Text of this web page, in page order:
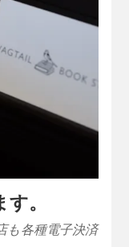
。
も各種電子決済